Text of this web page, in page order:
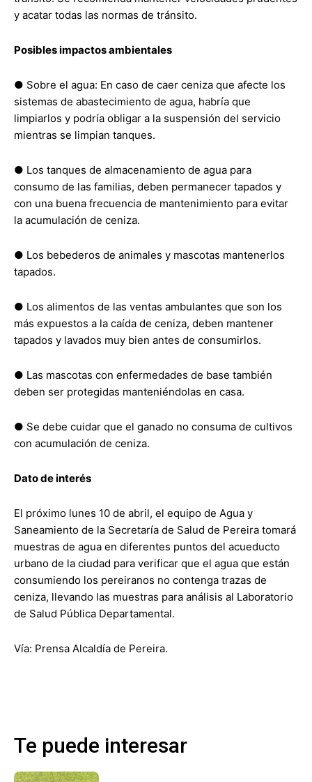
y acatar todas las normas de tránsito.
Posibles impactos ambientales
● Sobre el agua: En caso de caer ceniza que afecte los
sistemas de abastecimiento de agua, habría que
limpiarlos y podría obligar a la suspensión del servicio
mientras se limpian tanques.
● Los tanques de almacenamiento de agua para
consumo de las familias, deben permanecer tapados y
con una buena frecuencia de mantenimiento para evitar
la acumulación de ceniza.
● Los bebederos de animales y mascotas mantenerlos
tapados.
● Los alimentos de las ventas ambulantes que son los
más expuestos a la caída de ceniza, deben mantener
tapados y lavados muy bien antes de consumirlos.
● Las mascotas con enfermedades de base también
deben ser protegidas manteniéndolas en casa.
● Se debe cuidar que el ganado no consuma de cultivos
con acumulación de ceniza.
Dato de interés
El próximo lunes 10 de abril, el equipo de Agua y
Saneamiento de la Secretaría de Salud de Pereira tomará
muestras de agua en diferentes puntos del acueducto
urbano de la ciudad para verificar que el agua que están
consumiendo los pereiranos no contenga trazas de
ceniza, llevando las muestras para análisis al Laboratorio
de Salud Pública Departamental.
Vía: Prensa Alcaldía de Pereira.
Te puede interesar